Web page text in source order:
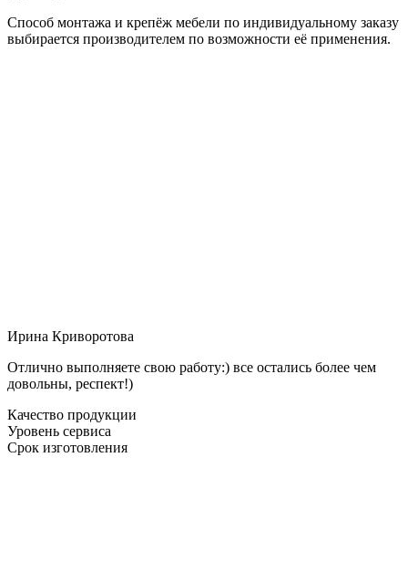
Способ монтажа и крепёж мебели по индивидуальному заказу
выбирается производителем по возможности её применения.
Ирина Криворотова
Отлично выполняете свою работу:) все остались более чем
довольны, респект!)
Качество продукции
Уровень сервиса
Срок изготовления